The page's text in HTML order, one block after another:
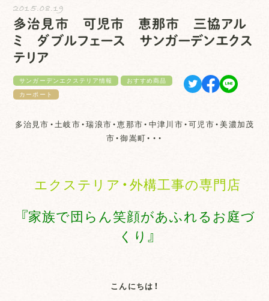
2015.08.19
多治見市 可児市 恵那市 三協アル
ミ ダブルフェース サンガーデンエクス
テリア
サンガーデンエクステリア情報
おすすめ商品
カーポート
多治見市・土岐市・瑞浪市・恵那市・中津川市・可児市・美濃加茂
市・御嵩町・・・
エクステリア・外構工事の専門店
『家族で団らん笑顔があふれるお庭づ
くり』
こんにちは！